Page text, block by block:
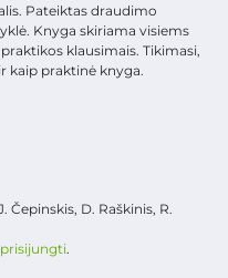
Pateiktas draudimo
Knyga skiriama visiems
klausimais. Tikimasi,
kaip praktinė knyga.
Čepinskis, D. Raškinis, R.
prisijungti.